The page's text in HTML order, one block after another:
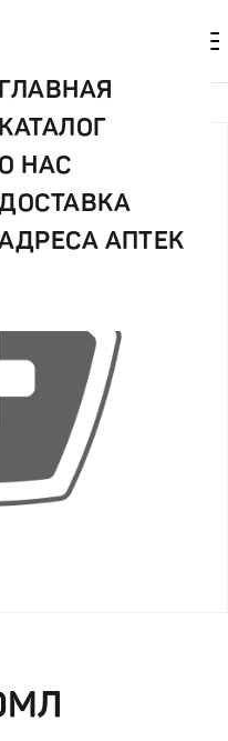
ГЛАВНАЯ
КАТАЛОГ
О НАС
АПТЕК